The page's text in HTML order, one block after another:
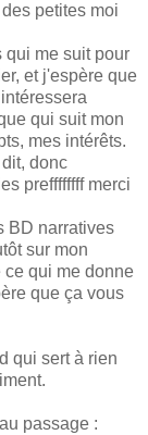
petites moi
qui me suit pour
et j'espère que
qui suit mon
mes intérêts.
donc
preffffffff merci
BD narratives
sur mon
ce qui me donne
que ça vous
qui sert à rien
passage :